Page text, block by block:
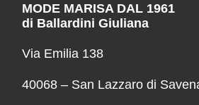
MODE MARISA DAL 1961
di Ballardini Giuliana
Via Emilia 138
40068 – San Lazzaro di